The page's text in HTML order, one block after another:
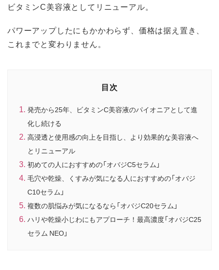
ビタミンC美容液としてリニューアル。
パワーアップしたにもかかわらず、価格は据え置き、
これまでと変わりません。
目次
発売から25年、ビタミンC美容液のパイオニアとして進
化し続ける
高浸透と使用感の向上を目指し、より効果的な美容液へ
とリニューアル
初めての人におすすめの「オバジC5セラム」
毛穴や乾燥、くすみが気になる人におすすめの「オバジ
C10セラム」
複数の肌悩みが気になるなら「オバジC20セラム」
ハリや乾燥小じわにもアプローチ！最高濃度「オバジC25
セラム NEO」